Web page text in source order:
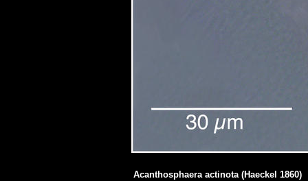
Acanthosphaera actinota (Haeckel 1860)